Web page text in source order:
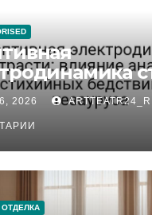
анализа
2026 ARTTEATR24_R